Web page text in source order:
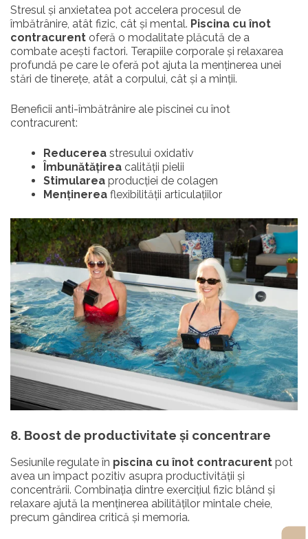
Stresul și anxietatea pot accelera procesul de
îmbătrânire, atât fizic, cât și mental. Piscina cu înot
contracurent oferă o modalitate plăcută de a
combate acești factori. Terapiile corporale și relaxarea
profundă pe care le oferă pot ajuta la menținerea unei
stări de tinerețe, atât a corpului, cât și a minții.
Beneficii anti-îmbătrânire ale piscinei cu înot
contracurent:
Reducerea stresului oxidativ
Îmbunătățirea calității pielii
Stimularea producției de colagen
Menținerea flexibilității articulațiilor
8. Boost de productivitate și concentrare
Sesiunile regulate în piscina cu înot contracurent pot
avea un impact pozitiv asupra productivității și
concentrării. Combinația dintre exercițiul fizic blând și
relaxare ajută la menținerea abilităților mintale cheie,
precum gândirea critică și memoria.